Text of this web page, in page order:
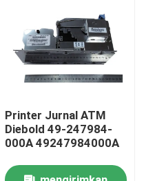
Printer Jurnal ATM
Diebold 49-247984-
000A 49247984000A